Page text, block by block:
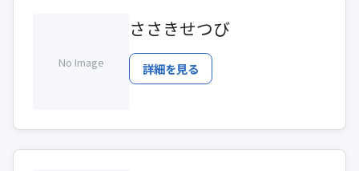
No Image
ささきせつび
詳細を見る